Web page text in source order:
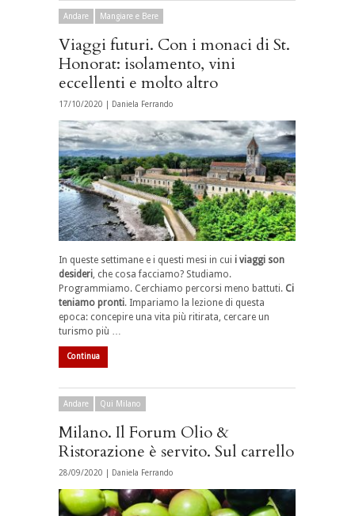
Andare Mangiare e Bere
Viaggi futuri. Con i monaci di St.
Honorat: isolamento, vini
eccellenti e molto altro
17/10/2020 | Daniela Ferrando
In queste settimane e i questi mesi in cui i viaggi son
desideri, che cosa facciamo? Studiamo.
Programmiamo. Cerchiamo percorsi meno battuti. Ci
teniamo pronti. Impariamo la lezione di questa
epoca: concepire una vita più ritirata, cercare un
turismo più …
Continua
Andare Qui Milano
Milano. Il Forum Olio &
Ristorazione è servito. Sul carrello
28/09/2020 | Daniela Ferrando